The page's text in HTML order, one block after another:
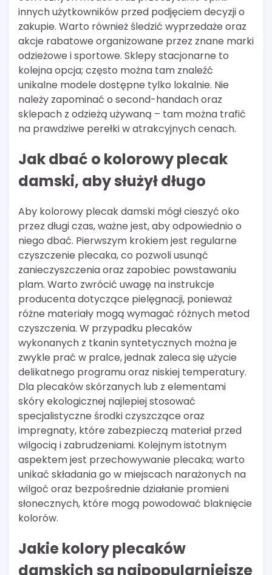
innych użytkowników przed podjęciem decyzji o
zakupie. Warto również śledzić wyprzedaże oraz
akcje rabatowe organizowane przez znane marki
odzieżowe i sportowe. Sklepy stacjonarne to
kolejna opcja; często można tam znaleźć
unikalne modele dostępne tylko lokalnie. Nie
należy zapominać o second-handach oraz
sklepach z odzieżą używaną – tam można trafić
na prawdziwe perełki w atrakcyjnych cenach.
Jak dbać o kolorowy plecak
damski, aby służył długo
Aby kolorowy plecak damski mógł cieszyć oko
przez długi czas, ważne jest, aby odpowiednio o
niego dbać. Pierwszym krokiem jest regularne
czyszczenie plecaka, co pozwoli usunąć
zanieczyszczenia oraz zapobiec powstawaniu
plam. Warto zwrócić uwagę na instrukcje
producenta dotyczące pielęgnacji, ponieważ
różne materiały mogą wymagać różnych metod
czyszczenia. W przypadku plecaków
wykonanych z tkanin syntetycznych można je
zwykle prać w pralce, jednak zaleca się użycie
delikatnego programu oraz niskiej temperatury.
Dla plecaków skórzanych lub z elementami
skóry ekologicznej najlepiej stosować
specjalistyczne środki czyszczące oraz
impregnaty, które zabezpieczą materiał przed
wilgocią i zabrudzeniami. Kolejnym istotnym
aspektem jest przechowywanie plecaka; warto
unikać składania go w miejscach narażonych na
wilgoć oraz bezpośrednie działanie promieni
słonecznych, które mogą powodować blaknięcie
kolorów.
Jakie kolory plecaków
damskich są najpopularniejsze